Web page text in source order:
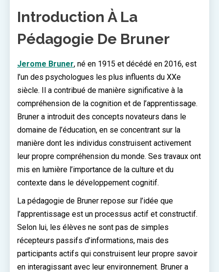
Introduction À La
Pédagogie De Bruner
Jerome Bruner, né en 1915 et décédé en 2016, est
l’un des psychologues les plus influents du XXe
siècle. Il a contribué de manière significative à la
compréhension de la cognition et de l’apprentissage.
Bruner a introduit des concepts novateurs dans le
domaine de l’éducation, en se concentrant sur la
manière dont les individus construisent activement
leur propre compréhension du monde. Ses travaux ont
mis en lumière l’importance de la culture et du
contexte dans le développement cognitif.
La pédagogie de Bruner repose sur l’idée que
l’apprentissage est un processus actif et constructif.
Selon lui, les élèves ne sont pas de simples
récepteurs passifs d’informations, mais des
participants actifs qui construisent leur propre savoir
en interagissant avec leur environnement. Bruner a